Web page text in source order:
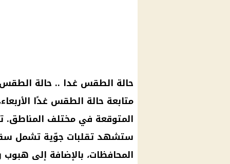
حالة الطقس غدا .. حالة الطقس
متابعة حالة الطقس غدًا
المتوقعة في مختلف المناطق.
ستشهد تقلبات جوّية تشمل
المحافظات، بالإضافة إلى